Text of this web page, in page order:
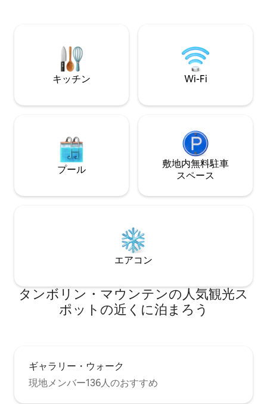
ト・ヒンターランドにある繁栄する酪農
場の一部として存在してきました。周囲
は広大な農地に囲まれています。
泊先 🏞️ 地元のワ
観光名所から✔️数
キッチン Wi-Fi
プール
敷地内無料駐⁠車
ス⁠ペ⁠ー⁠ス
エアコン
タンボリン・マウンテンの人気観光ス
ポットの近くに泊まろう
ギャラリー・ウォーク
現地メンバー136人のおすすめ